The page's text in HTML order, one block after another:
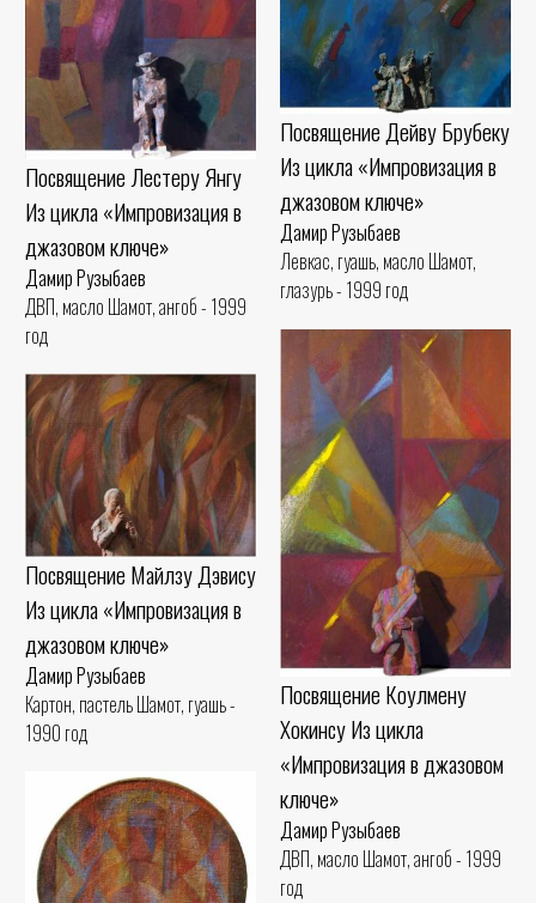
Посвящение Лестеру Янгу
Из цикла «Импровизация в
джазовом ключе»
Дамир Рузыбаев
ДВП, масло Шамот, ангоб - 1999
год
Посвящение Дейву Брубеку
Из цикла «Импровизация в
джазовом ключе»
Дамир Рузыбаев
Левкас, гуашь, масло Шамот,
глазурь - 1999 год
Посвящение Коулмену
Хокинсу Из цикла
«Импровизация в джазовом
ключе»
Дамир Рузыбаев
ДВП, масло Шамот, ангоб - 1999
год
Посвящение Майлзу Дэвису
Из цикла «Импровизация в
джазовом ключе»
Дамир Рузыбаев
Картон, пастель Шамот, гуашь -
1990 год